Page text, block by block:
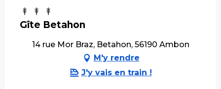
Gîte Betahon
14 rue Mor Braz, Betahon, 56190 Ambon
M'y rendre
J'y vais en train !